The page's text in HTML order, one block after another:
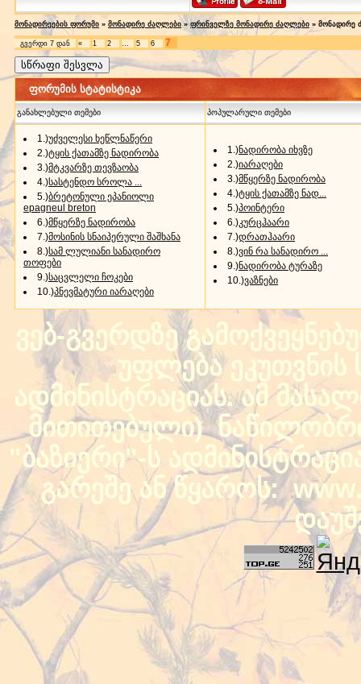
მონადირეების ფორუმი » მონადირე ძაღლები » ფრინველზე მონადირე ძაღლები » მონადირე
გვერდი 7 დან « 1 2 5 6 7
ფორუმის სტატისტიკა
განახლებული თემები პოპულარული თემები
1.)უძველესი ხეწლნაწერი
2.)ტყის ქათამზე ნადირობა
3.)მტკვარზე თევზაობა
4.)სასტენდო სროლა ...
5.)ბრეტონული ეპანიოლი
epagneul breton
6.)მწყერზე ნადირობა
7.)მოსინის სნაიპერული შაშხანა
8.)სამ ლულიანი სანადირო
თოფები
9.)საცვლელი ჩოკები
10.)პნევმატური იარაღები
1.)ნადირობა იხვზე
2.)იარაღები
3.)მწყერზე ნადირობა
4.)ტყის ქათამზე ნად...
5.)პოინტერი
6.)კურცჰაარი
7.)დრათჰაარი
8.)ვინ რა სანადირო ...
9.)ნადირობა ტურაზე
10.)ვაზნები
ვებ-გვერდზე
უფლება
ადმინისტრაციას. ამ
მითითებული)
"ბაზიერი"-ს
გარეშე ან წყაროს: